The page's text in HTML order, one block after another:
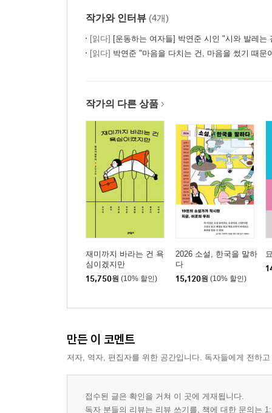
청국장은 지지 않는다 150
음경 156
잠지 158
코―감기전感氣傳 164
고양이 167
춤, 말보다 앞선 언어 168
4부 방금 태어난 눈물은 모두 과거에 빚지고 있다
슬픔은 슬픔대로 즐겁다 179
잃어버린 것들은 모두 유년에 가 산다 194
내 침대 아래 죽음이 잠들어 있다 198
봄비 205
가는 봄에게 목례를―죽은 아빠에게 216
느리게 오는 것들 222
작가와 인터뷰 (4개)
[읽다] [운동하는 여자들] 박연준 시인 "시와 발레는 같은
[읽다] 박연준 "마음을 다치는 건, 마음을 썼기 때문
작가의 다른 상품
재미까지 바라는 건 욕
심이겠지만
15,750원 (10% 할인)
2026 소설, 한국을 말하
다
15,120원 (10% 할인)
만든 이 코멘트
저자, 역자, 편집자를 위한 공간입니다. 독자들에게 전하
접수된 글은 확인을 거쳐 이 곳에 게재됩니다.
독자 분들의 리뷰는 리뷰 쓰기를, 책에 대한 문의는